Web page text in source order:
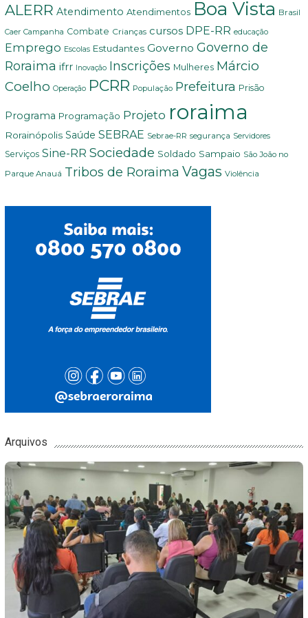
ALERR Atendimento Atendimentos Boa Vista Brasil
Caer Campanha Combate Crianças cursos DPE-RR educação
Emprego Escolas Estudantes Governo Governo de
Roraima ifrr Inovação Inscrições Mulheres Márcio
Coelho Operação PCRR População Prefeitura Prisão
Programa Programação Projeto roraima
Rorainópolis Saúde SEBRAE Sebrae-RR segurança Servidores
Serviços Sine-RR Sociedade Soldado Sampaio São João no
Parque Anauá Tribos de Roraima Vagas Violência
Arquivos